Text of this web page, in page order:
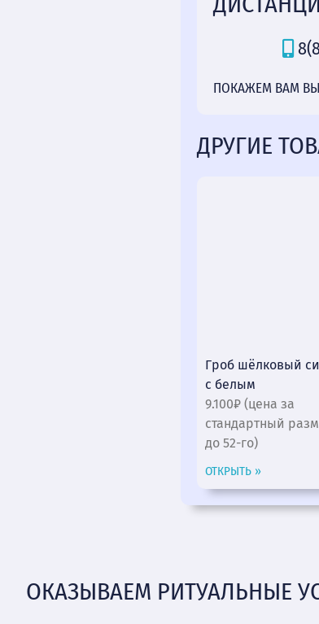
ПОКАЖЕМ ВАМ
ДРУГИЕ
Гроб шёлковый
с белым
9.100₽ (цена за
стандартный
до 52-го)
ОТКРЫТЬ »
ОКАЗЫВАЕМ РИТУАЛЬНЫЕ